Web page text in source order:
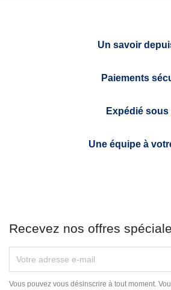
Un savoir
Paiements
Expédié sous
Une équipe à
Recevez nos offres
Vous pouvez vous désinscrire à tout moment.